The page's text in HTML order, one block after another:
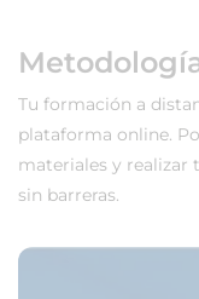
Tu formación a
plataforma online.
materiales y realizar
sin barreras.